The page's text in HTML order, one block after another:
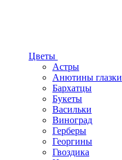
Цветы
Астры
Анютины глазки
Бархатцы
Букеты
Васильки
Виноград
Герберы
Георгины
Гвоздика